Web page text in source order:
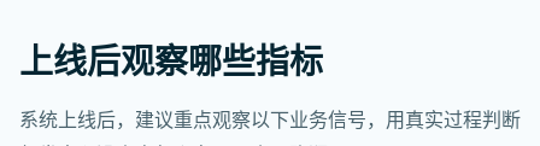
上线后观察哪些指标
系统上线后，建议重点观察以下业务信号，用真实过程判断